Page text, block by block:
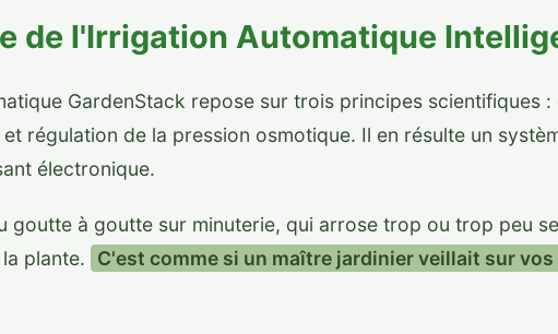
de l'Irrigation Automatique
GardenStack repose sur trois principes
régulation de la pression osmotique. Il en résulte un
électronique.
goutte à goutte sur minuterie, qui arrose trop ou trop peu
plante.
C'est comme si un maître jardinier veillait sur